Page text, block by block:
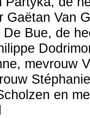
Gaëtan Van
Bue, de
mevrouw
en